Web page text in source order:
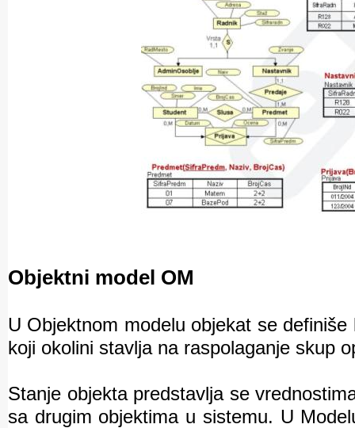
Objektni model OM
U Objektnom modelu objekat se
koji okolini stavlja na raspolaganje skup
Stanje objekta predstavlja se
sa drugim objektima u sistemu. U